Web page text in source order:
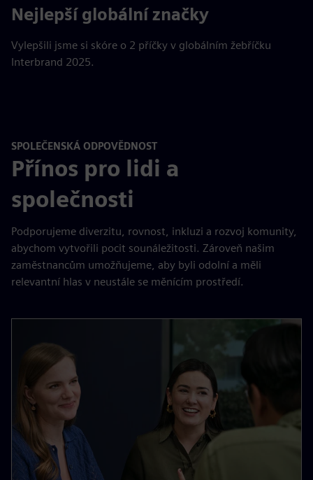
#48
Nejlepší globální značky
Vylepšili jsme si skóre o 2 příčky v globálním žebříčku
Interbrand 2025.
SPOLEČENSKÁ ODPOVĚDNOST
Přínos pro lidi a
společnosti
Podporujeme diverzitu, rovnost, inkluzi a rozvoj komunity,
abychom vytvořili pocit sounáležitosti. Zároveň našim
zaměstnancům umožňujeme, aby byli odolní a měli
relevantní hlas v neustále se měnícím prostředí.